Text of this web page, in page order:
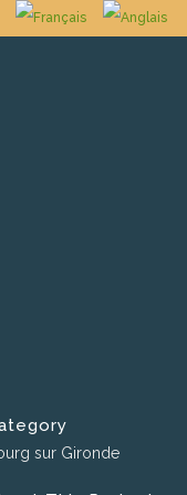
sur Gironde